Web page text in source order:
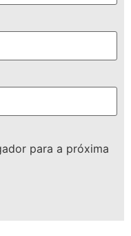
para a próxima